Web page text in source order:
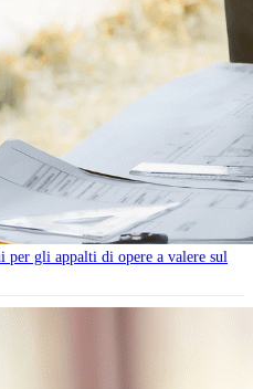
per gli appalti di opere a valere sul